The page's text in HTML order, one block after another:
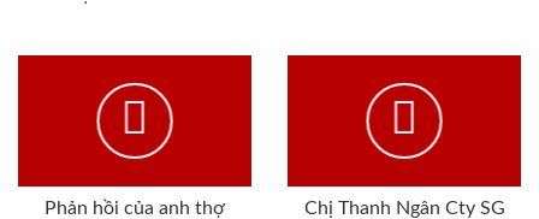
Phản hồi của anh thợ
Chị Thanh Ngân Cty SG